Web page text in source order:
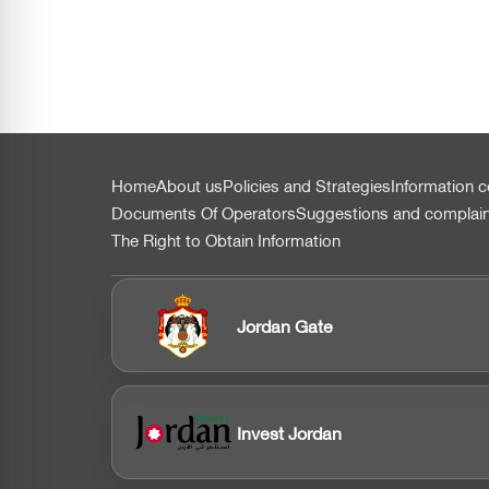
التذييل
HomeAbout usPolicies and StrategiesInformation
Documents Of OperatorsSuggestions and
The Right to Obtain Information
Jordan Gate
Invest Jordan